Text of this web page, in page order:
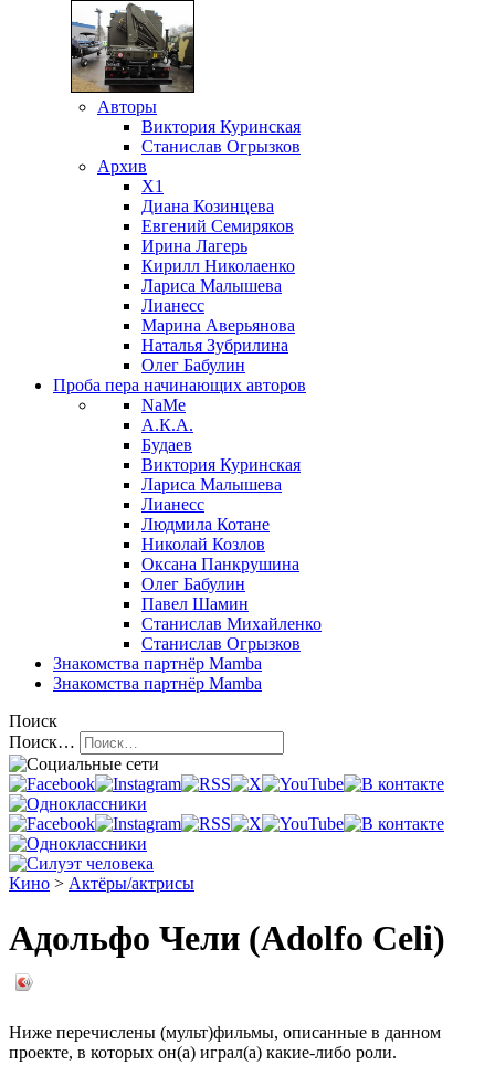
Авторы
Виктория Куринская
Станислав Огрызков
Архив
X1
Диана Козинцева
Евгений Семиряков
Ирина Лагерь
Кирилл Николаенко
Лариса Малышева
Лианесс
Марина Аверьянова
Наталья Зубрилина
Олег Бабулин
Проба пера начинающих авторов
NaMe
А.К.А.
Будаев
Виктория Куринская
Лариса Малышева
Лианесс
Людмила Котане
Николай Козлов
Оксана Панкрушина
Олег Бабулин
Павел Шамин
Станислав Михайленко
Станислав Огрызков
Знакомства партнёр Mamba
Знакомства партнёр Mamba
Поиск
Поиск…
Кино > Актёры/актрисы
Адольфо Чели (Adolfo Celi)
Ниже перечислены (мульт)фильмы, описанные в данном
проекте, в которых он(а) играл(а) какие-либо роли.